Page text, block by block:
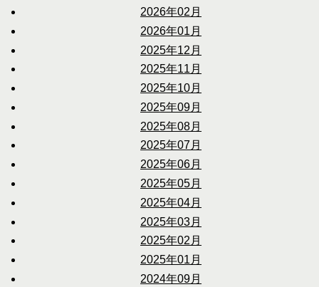
2026年02月
2026年01月
2025年12月
2025年11月
2025年10月
2025年09月
2025年08月
2025年07月
2025年06月
2025年05月
2025年04月
2025年03月
2025年02月
2025年01月
2024年09月